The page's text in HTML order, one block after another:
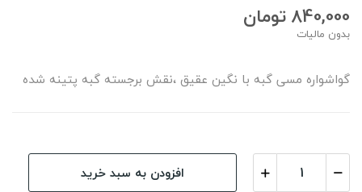
840,000 تومان
بدون مالیات
گواشواره مسی گبه با نگین عقیق ،نقش برجسته گبه پتینه شده
افزودن به سبد خرید